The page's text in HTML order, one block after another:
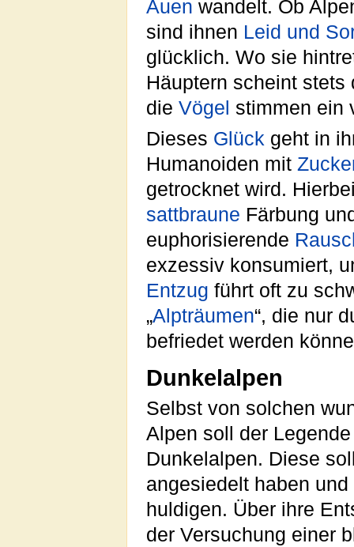
Auen wandelt. Ob
sind ihnen Leid und
glücklich. Wo sie
Häuptern scheint
die Vögel stimmen ein
Dieses Glück geht in
Humanoiden mit
getrocknet wird.
sattbraune Färbung
euphorisierende
exzessiv konsumiert,
Entzug führt oft zu
„Alpträumen“, die nur
befriedet werden
Dunkelalpen
Selbst von solchen
Alpen soll der
Dunkelalpen. Diese
angesiedelt haben
huldigen. Über ihre
der Versuchung einer